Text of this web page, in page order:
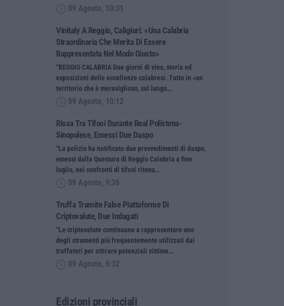
09 Agosto, 10:31
Vinitaly A Reggio, Caligiuri: «Una Calabria
Straordinaria Che Merita Di Essere
Rappresentata Nel Modo Giusto»
“REGGIO CALABRIA Due giorni di vino, storia ed
esposizioni delle eccellenze calabresi. Tutto in «un
territorio che è meraviglioso, sul lungo…
09 Agosto, 10:12
Rissa Tra Tifosi Durante Real Polistena-
Sinopolese, Emessi Due Daspo
“La polizia ha notificato due provvedimenti di daspo,
emessi dalla Questura di Reggio Calabria a fine
luglio, nei confronti di tifosi ritenu…
09 Agosto, 9:36
Truffa Tramite False Piattaforme Di
Criptovalute, Due Indagati
“Le criptovalute continuano a rappresentare uno
degli strumenti più frequentemente utilizzati dai
truffatori per attirare potenziali vittime…
09 Agosto, 9:32
Edizioni provinciali